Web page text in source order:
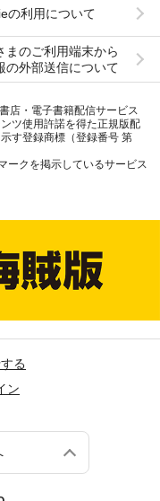
の利用について
まのご利用端末から
の外部送信について
店・電子書籍配信サービス
ツ使用許諾を得た正規版配
す登録商標（登録番号 第
ークを掲示しているサービス
る
ン